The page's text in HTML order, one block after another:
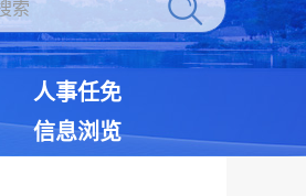
人事任免
信息浏览